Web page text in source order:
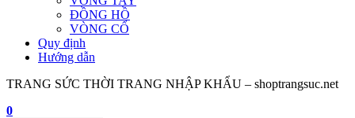
ĐỒNG HỒ
VÒNG CỔ
Quy định
Hướng dẫn
TRANG SỨC THỜI TRANG NHẬP KHẨU – shoptrangsuc.net
0